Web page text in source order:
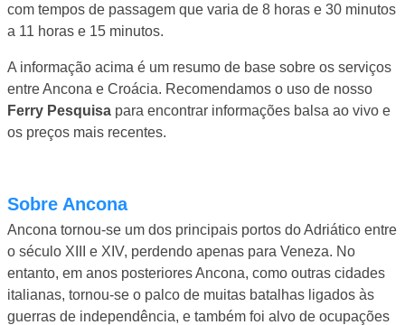
com tempos de passagem que varia de 8 horas e 30 minutos
a 11 horas e 15 minutos.
A informação acima é um resumo de base sobre os serviços
entre Ancona e Croácia. Recomendamos o uso de nosso
Ferry Pesquisa para encontrar informações balsa ao vivo e
os preços mais recentes.
Sobre Ancona
Ancona tornou-se um dos principais portos do Adriático entre
o século XIII e XIV, perdendo apenas para Veneza. No
entanto, em anos posteriores Ancona, como outras cidades
italianas, tornou-se o palco de muitas batalhas ligados às
guerras de independência, e também foi alvo de ocupações